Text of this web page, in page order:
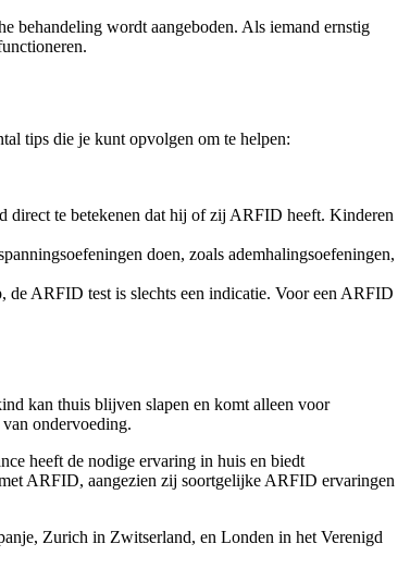
behandeling wordt aangeboden. Als iemand ernstig
tips die je kunt opvolgen om te helpen:
direct te betekenen dat hij of zij ARFID heeft. Kinderen
doen, zoals ademhalingsoefeningen,
de ARFID test is slechts een indicatie. Voor een ARFID
kan thuis blijven slapen en komt alleen voor
ondervoeding.
heeft de nodige ervaring in huis en biedt
ARFID, aangezien zij soortgelijke ARFID ervaringen
Zurich in Zwitserland, en Londen in het Verenigd